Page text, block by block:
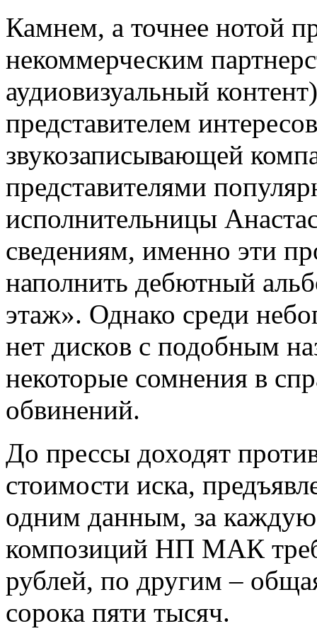
Камнем, а точнее нотой
некоммерческим
аудиовизуальный
представителем
звукозаписывающей
представителями
исполнительницы
сведениям, именно эти
наполнить дебютный
этаж». Однако среди
нет дисков с подобным
некоторые сомнения в
обвинений.
До прессы доходят
стоимости иска,
одним данным, за
композиций НП МАК
рублей, по другим –
сорока пяти тысяч.